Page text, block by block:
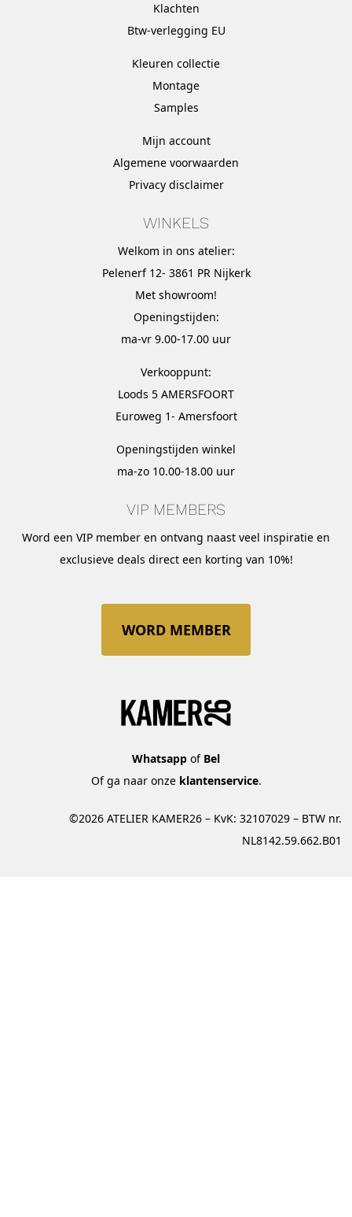
Klachten
Btw-verlegging EU
Kleuren collectie
Montage
Samples
Mijn account
Algemene voorwaarden
Privacy disclaimer
WINKELS
Welkom in ons atelier:
Pelenerf 12- 3861 PR Nijkerk
Met showroom!
Openingstijden:
ma-vr 9.00-17.00 uur
Verkooppunt:
Loods 5 AMERSFOORT
Euroweg 1- Amersfoort
Openingstijden winkel
ma-zo 10.00-18.00 uur
VIP MEMBERS
Word een VIP member en ontvang naast veel inspiratie en
exclusieve deals direct een korting van 10%!
WORD MEMBER
Whatsapp of Bel
Of ga naar onze klantenservice.
©2026 ATELIER KAMER26 – KvK: 32107029 – BTW nr.
NL8142.59.662.B01